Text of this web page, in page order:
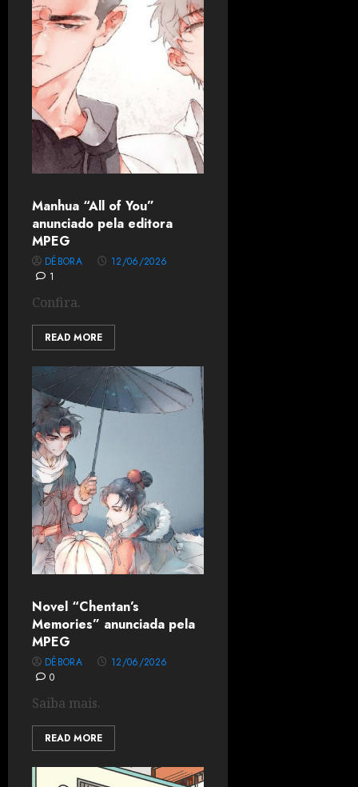
Manhua “All of You”
anunciado pela editora
MPEG
DÉBORA
12/06/2026
1
Confira.
READ MORE
Novel “Chentan’s
Memories” anunciada pela
MPEG
DÉBORA
12/06/2026
0
Saiba mais.
READ MORE